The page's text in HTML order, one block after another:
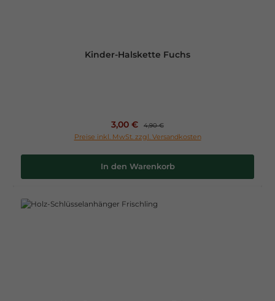
Kinder-Halskette Fuchs
Verkaufspreis:
3,00 € Regulärer Preis:
4,90 €
Preise inkl. MwSt. zzgl. Versandkosten
In den Warenkorb